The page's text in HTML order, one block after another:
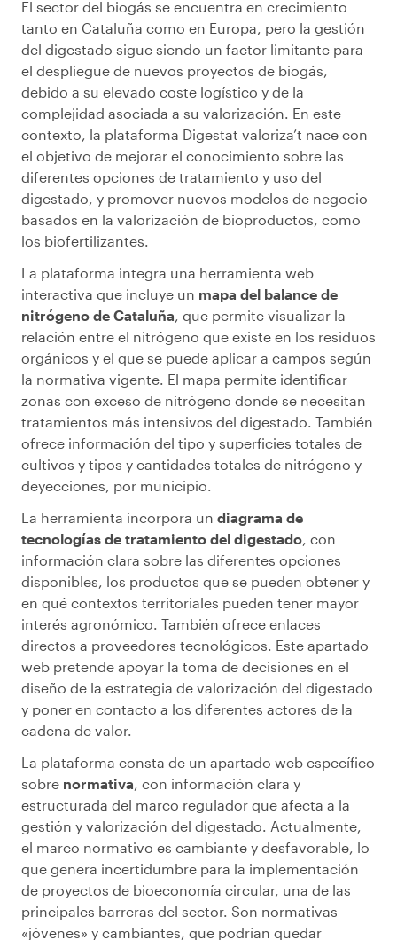
El sector del biogás se encuentra en crecimiento
tanto en Cataluña como en Europa, pero la gestión
del digestado sigue siendo un factor limitante para
el despliegue de nuevos proyectos de biogás,
debido a su elevado coste logístico y de la
complejidad asociada a su valorización. En este
contexto, la plataforma Digestat valoriza’t nace con
el objetivo de mejorar el conocimiento sobre las
diferentes opciones de tratamiento y uso del
digestado, y promover nuevos modelos de negocio
basados en la valorización de bioproductos, como
los biofertilizantes.
La plataforma integra una herramienta web
interactiva que incluye un mapa del balance de
nitrógeno de Cataluña, que permite visualizar la
relación entre el nitrógeno que existe en los residuos
orgánicos y el que se puede aplicar a campos según
la normativa vigente. El mapa permite identificar
zonas con exceso de nitrógeno donde se necesitan
tratamientos más intensivos del digestado. También
ofrece información del tipo y superficies totales de
cultivos y tipos y cantidades totales de nitrógeno y
deyecciones, por municipio.
La herramienta incorpora un diagrama de
tecnologías de tratamiento del digestado, con
información clara sobre las diferentes opciones
disponibles, los productos que se pueden obtener y
en qué contextos territoriales pueden tener mayor
interés agronómico. También ofrece enlaces
directos a proveedores tecnológicos. Este apartado
web pretende apoyar la toma de decisiones en el
diseño de la estrategia de valorización del digestado
y poner en contacto a los diferentes actores de la
cadena de valor.
La plataforma consta de un apartado web específico
sobre normativa, con información clara y
estructurada del marco regulador que afecta a la
gestión y valorización del digestado. Actualmente,
el marco normativo es cambiante y desfavorable, lo
que genera incertidumbre para la implementación
de proyectos de bioeconomía circular, una de las
principales barreras del sector. Son normativas
«jóvenes» y cambiantes, que podrían quedar